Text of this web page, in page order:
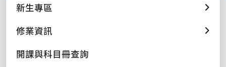
新生專區
修業資訊
開課與科目冊查詢